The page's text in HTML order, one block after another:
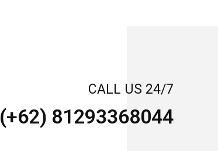
CALL US 24/7
(+62) 81293368044